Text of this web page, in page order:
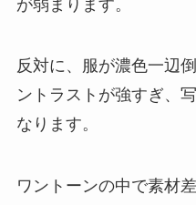
が弱まります。
反対に、服が濃色一辺
ントラストが強すぎ、
なります。
ワントーンの中で素材